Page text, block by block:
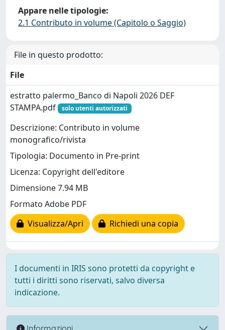
Appare nelle tipologie:
2.1 Contributo in volume (Capitolo o Saggio)
File in questo prodotto:
File
estratto palermo_Banco di Napoli 2026 DEF
STAMPA.pdf
solo utenti autorizzati
Descrizione: Contributo in volume
monografico/rivista
Tipologia: Documento in Pre-print
Licenza: Copyright dell'editore
Dimensione 7.94 MB
Formato Adobe PDF
Visualizza/Apri
Richiedi una copia
I documenti in IRIS sono protetti da copyright e
tutti i diritti sono riservati, salvo diversa
indicazione.